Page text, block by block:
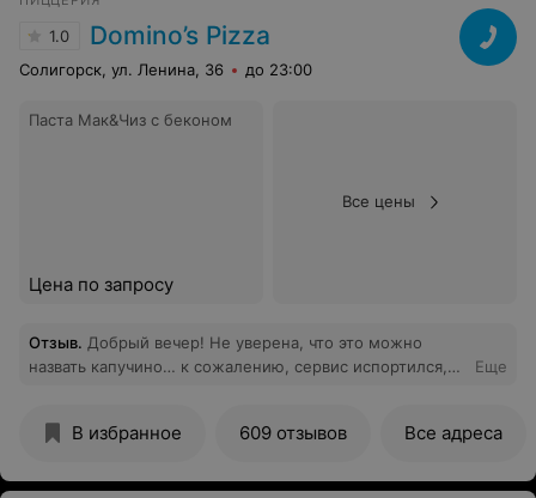
1.0 Domino’s Pizza
Солигорск, ул. Ленина, 36 до 23:00
Паста Мак&Чиз с беконом
Цена по запросу
Все цены
Отзыв. Добрый вечер! Не уверена, что это можно
назвать капучино… к сожалению, сервис испортился,
Еще
В избранное 609 отзывов Все адреса